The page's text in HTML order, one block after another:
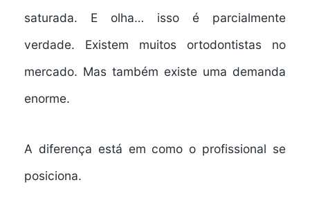
saturada. E olha… isso é parcialmente
verdade. Existem muitos ortodontistas no
mercado. Mas também existe uma demanda
enorme.
A diferença está em como o profissional se
posiciona.